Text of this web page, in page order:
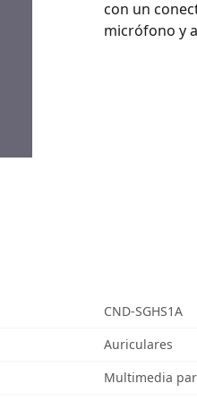
con un
micrófono y
CND-SGHS1A
Auriculares
Multimedia